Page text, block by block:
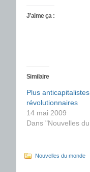
J’aime ça :
Similaire
Plus
révolutionnaires
14 mai 2009
Dans "Nouvelles
Nouvelles du monde